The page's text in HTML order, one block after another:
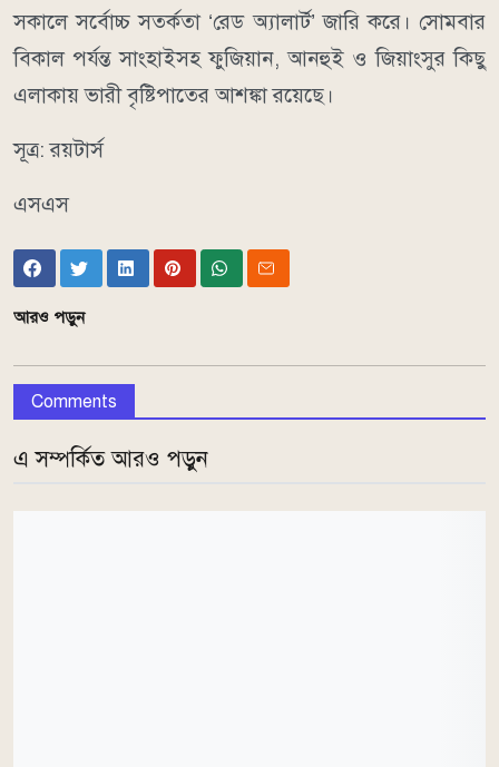
সকালে সর্বোচ্চ সতর্কতা ‘রেড অ্যালার্ট’ জারি করে। সোমবার
বিকাল পর্যন্ত সাংহাইসহ ফুজিয়ান, আনহুই ও জিয়াংসুর কিছু
এলাকায় ভারী বৃষ্টিপাতের আশঙ্কা রয়েছে।
সূত্র: রয়টার্স
এসএস
আরও পড়ুন
Comments
এ সম্পর্কিত আরও পড়ুন